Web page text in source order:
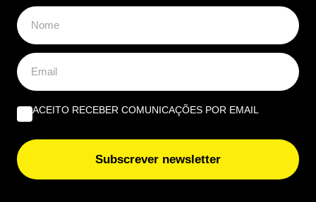
ACEITO RECEBER COMUNICAÇÕES POR EMAIL
Subscrever newsletter